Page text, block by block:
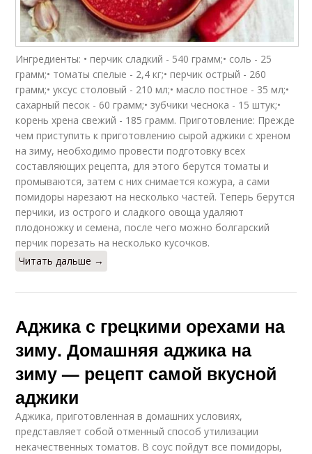
Ингредиенты: • перчик сладкий - 540 грамм;• соль - 25
грамм;• томаты спелые - 2,4 кг;• перчик острый - 260
грамм;• уксус столовый - 210 мл;• масло постное - 35 мл;•
сахарный песок - 60 грамм;• зубчики чеснока - 15 штук;•
корень хрена свежий - 185 грамм. Приготовление: Прежде
чем приступить к приготовлению сырой аджики с хреном
на зиму, необходимо провести подготовку всех
составляющих рецепта, для этого берутся томаты и
промываются, затем с них снимается кожура, а сами
помидоры нарезают на несколько частей. Теперь берутся
перчики, из острого и сладкого овоща удаляют
плодоножку и семена, после чего можно болгарский
перчик порезать на несколько кусочков.
Читать дальше →
Аджика с грецкими орехами на
зиму. Домашняя аджика на
зиму — рецепт самой вкусной
аджики
Аджика, приготовленная в домашних условиях,
представляет собой отменный способ утилизации
некачественных томатов. В соус пойдут все помидоры,